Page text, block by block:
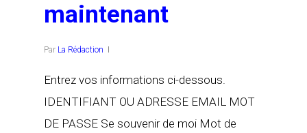
maintenant
Par La Rédaction
Entrez vos informations ci-dessous.
IDENTIFIANT OU ADRESSE EMAIL MOT
DE PASSE Se souvenir de moi Mot de